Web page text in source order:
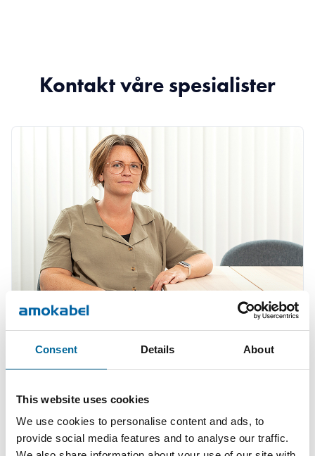
Consent Details About
This website uses cookies
We use cookies to personalise content and ads, to
provide social media features and to analyse our traffic.
Kontakt våre spesialister
Therese Gill
+46 481 750 820
therese.gill@amokabel.com